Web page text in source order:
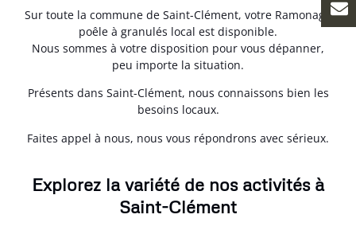
Sur toute la commune de Saint-Clément, votre Ramonage
poêle à granulés local est disponible.
Nous sommes à votre disposition pour vous dépanner,
peu importe la situation.
Présents dans Saint-Clément, nous connaissons bien les
besoins locaux.
Faites appel à nous, nous vous répondrons avec sérieux.
Explorez la variété de nos activités à
Saint-Clément